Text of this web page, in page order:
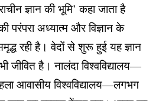
ज्ञान की भूमि’ कहा जाता है
परंपरा अध्यात्म और विज्ञान के
रही है। वेदों से शुरू हुई यह ज्ञान
जीवित है। नालंदा विश्वविद्यालय—
आवासीय विश्वविद्यालय—लगभग